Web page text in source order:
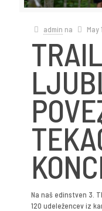
admin na May
TRAIL
Na naš edinstven 3.
120 udeležencev iz